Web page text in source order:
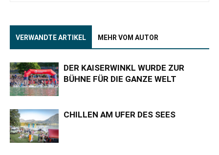
VERWANDTE ARTIKEL MEHR VOM AUTOR
DER KAISERWINKL WURDE ZUR
BÜHNE FÜR DIE GANZE WELT
CHILLEN AM UFER DES SEES